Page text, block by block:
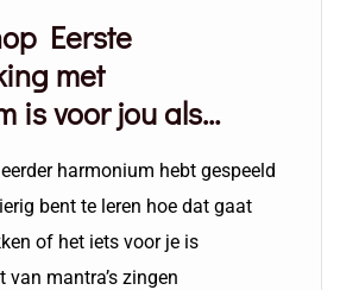
Eerste
met
is voor jou als…
harmonium hebt gespeeld
bent te leren hoe dat gaat
of het iets voor je is
van mantra’s zingen